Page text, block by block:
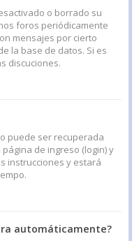
o borrado su
foros periódicamente
mensajes por cierto
la base de datos. Si es
discuciones.
puede ser recuperada
de ingreso (login) y
instrucciones y estará
automáticamente?